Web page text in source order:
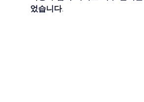
었습니다.